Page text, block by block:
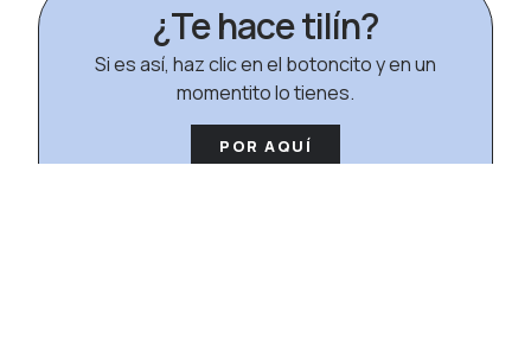
¿Te hace tilín?
Si es así, haz clic en el botoncito y en un
momentito lo tienes.
POR AQUÍ